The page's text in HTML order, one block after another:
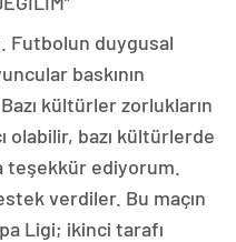
Futbolun duygusal
baskının
kültürler zorlukların
olabilir, bazı kültürlerde
teşekkür ediyorum.
verdiler. Bu maçın
Ligi; ikinci tarafı